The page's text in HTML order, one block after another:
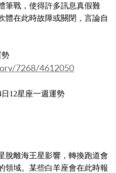
筆戰，使得許多訊息真假難
體在此時故障或關閉，言論自
勢
7268/4612050
日 12星座一週運勢
脫離海王星影響，轉換跑道會
領域。某些白羊座會在此時報